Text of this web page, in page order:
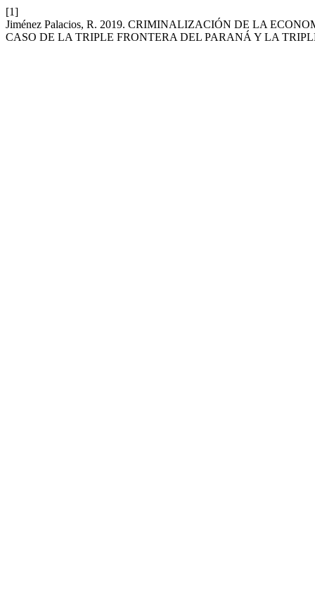
[1]
Jiménez Palacios, R. 2019. CRIMINALIZACIÓN DE LA
CASO DE LA TRIPLE FRONTERA DEL PARANÁ Y LA